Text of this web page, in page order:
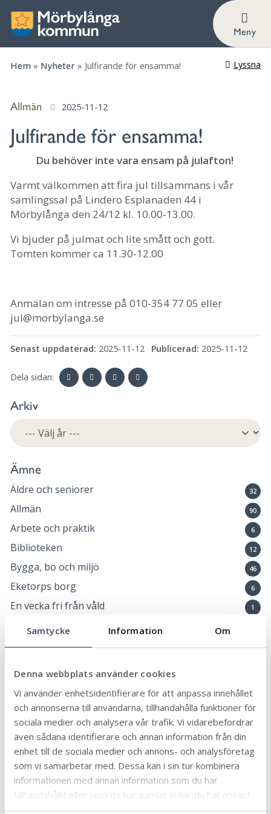
Samtycke Information Om
Denna webbplats använder cookies
Vi använder enhetsidentifierare för att anpassa innehållet
och annonserna till användarna, tillhandahålla funktioner för
sociala medier och analysera vår trafik. Vi vidarebefordrar
även sådana identifierare och annan information från din
enhet till de sociala medier och annons- och analysföretag
som vi samarbetar med. Dessa kan i sin tur kombinera
informationen med annan information som du har
tillhandahållit eller som de har samlat in när du har använt
deras tjänster.
Meny
Hem » Nyheter » Julfirande för ensamma! Lyssna
Allmän 2025-11-12
Julfirande för ensamma!
Du behöver inte vara ensam på julafton!
Varmt välkommen att fira jul tillsammans i vår
samlingssal på Lindero Esplanaden 44 i
Mörbylånga den 24/12 kl. 10.00-13.00.
Vi bjuder på julmat och lite smått och gott.
Tomten kommer ca 11.30-12.00
Anmälan om intresse på 010-354 77 05 eller
jul@morbylanga.se
Senast uppdaterad: 2025-11-12 Publicerad: 2025-11-12
Dela sidan:
Arkiv
Ämne
Äldre och seniorer 32
Allmän 90
Arbete och praktik 6
Biblioteken 12
Bygga, bo och miljö 46
Eketorps borg 6
En vecka fri från våld 1
Föräldrastöd
Företag och näringsliv 57
Fritidsgårdarna 7
Hållbar kommun 46
Idrott och fritid
Kommun och politik
Kommunlotsen
Kulturskolan